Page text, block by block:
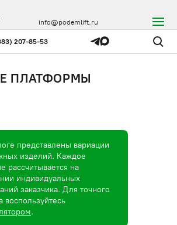
207-85-53
info@podemlift.ru
ПЛАТФОРМЫ
представлены вариации
изделий. Каждое
рассчитывается на
индивидуальных
заказчика. Для точного
воспользуйтесь
.